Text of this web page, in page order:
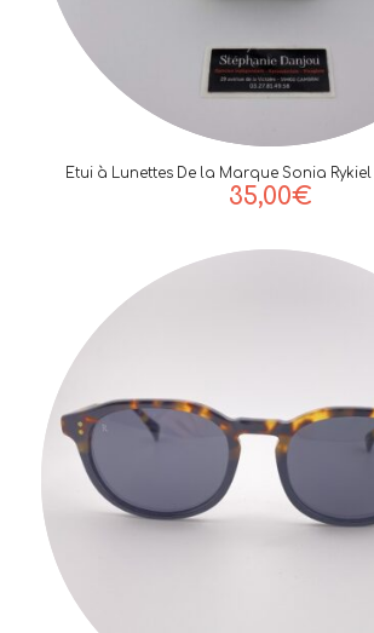
Etui à Lunettes De la Marque Sonia
35,00€